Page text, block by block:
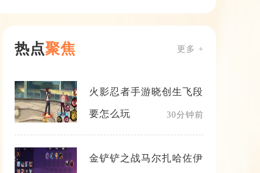
热点聚焦 更多 +
火影忍者手游晓创生飞段
要怎么玩 30分钟前
金铲铲之战马尔扎哈佐伊